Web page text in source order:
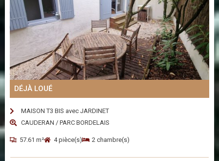
DÉJÀ LOUÉ
MAISON T3 BIS avec JARDINET
CAUDERAN / PARC BORDELAIS
57.61 m² 4 pièce(s) 2 chambre(s)